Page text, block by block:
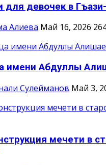
для девочек в
Алиева Май 16, 2026
имени Абдуллы
Сулейманов Май 3,
мечети в